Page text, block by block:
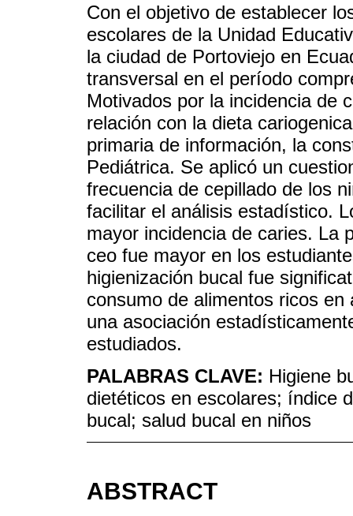
Con el objetivo de establecer
escolares de la Unidad
la ciudad de Portoviejo en
transversal en el período
Motivados por la incidencia de
relación con la dieta
primaria de información, la
Pediátrica. Se aplicó un
frecuencia de cepillado de los
facilitar el análisis estadístico.
mayor incidencia de caries. La
ceo fue mayor en los
higienización bucal fue
consumo de alimentos ricos
una asociación
estudiados.
PALABRAS CLAVE: Higiene
dietéticos en escolares; índice
bucal; salud bucal en niños
ABSTRACT